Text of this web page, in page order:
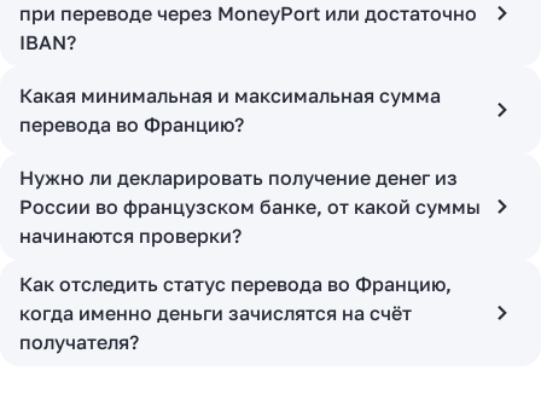
при переводе через MoneyPort или достаточно
IBAN?
Какая минимальная и максимальная сумма
перевода во Францию?
Нужно ли декларировать получение денег из
России во французском банке, от какой суммы
начинаются проверки?
Как отследить статус перевода во Францию,
когда именно деньги зачислятся на счёт
получателя?